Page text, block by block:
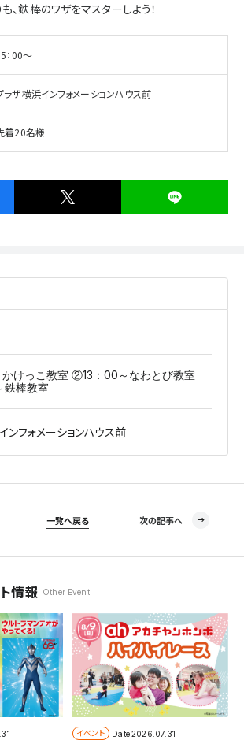
、鉄棒のワザをマスターしよう！
：00～
ラザ横浜インフォメーションハウス前
着20名様
けっこ教室 ②13：00～なわとび教室
棒教室
ンフォメーションハウス前
一覧へ戻る 次の記事へ
情報 Other Event
イベント Date2026.07.31